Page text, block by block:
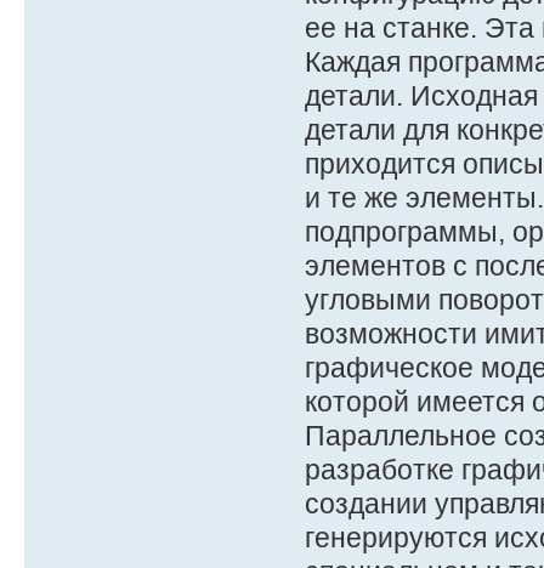
ее на станке.
Каждая
детали.
детали для
приходится
и те же
подпрограммы,
элементов с
угловыми
возможности
графическое
которой имеется
Параллельное
разработке
создании
генерируются